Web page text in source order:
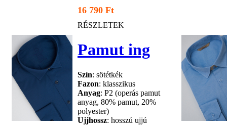
16 790 Ft
RÉSZLETEK
Pamut ing
Szín: sötétkék
Fazon: klasszikus
Anyag: P2 (operás pamut
anyag, 80% pamut, 20%
polyester)
Ujjhossz: hosszú ujjú